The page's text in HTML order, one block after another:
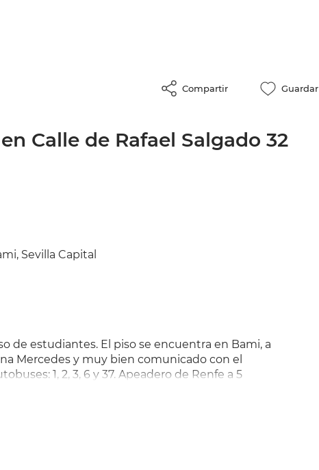
Compartir Guardar
Calle de Rafael Salgado 32
Sevilla Capital
de estudiantes. El piso se encuentra en Bami, a
Mercedes y muy bien comunicado con el
1, 2, 3, 6 y 37. Apeadero de Renfe a 5
puerta. Piso en perfecto estado, habitaciones
grandes. El piso consta de todos los
Mb). Ambiente de estudio. Precio: 170